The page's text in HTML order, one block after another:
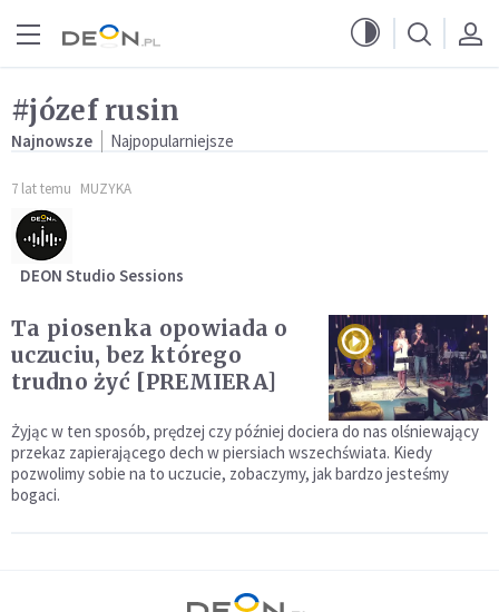
#józef rusin
Najnowsze Najpopularniejsze
7 lat temu MUZYKA
DEON Studio Sessions
Ta piosenka opowiada o
uczuciu, bez którego
trudno żyć [PREMIERA]
Żyjąc w ten sposób, prędzej czy później dociera do nas olśniewający
przekaz zapierającego dech w piersiach wszechświata. Kiedy
pozwolimy sobie na to uczucie, zobaczymy, jak bardzo jesteśmy
bogaci.